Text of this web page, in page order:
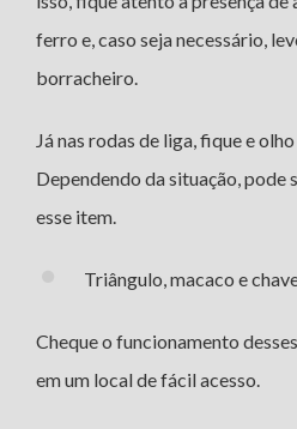
ferro e, caso seja necessário,
borracheiro.
Já nas rodas de liga, fique e
Dependendo da situação, pode
esse item.
Triângulo, macaco e
Cheque o funcionamento
em um local de fácil acesso.